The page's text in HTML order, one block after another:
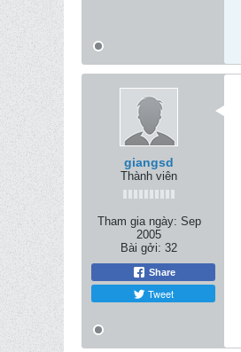
giangsd
Thành viên
Tham gia ngày: Sep
2005
Bài gởi: 32
Share
Tweet